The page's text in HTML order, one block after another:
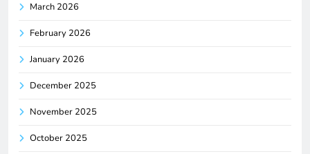
March 2026
February 2026
January 2026
December 2025
November 2025
October 2025